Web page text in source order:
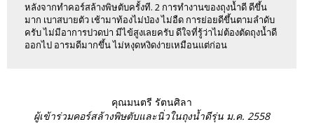
หลังจากทำคอร์สล้างพิษตับครั้งที. 2 การทำงานของถุงน้ำดี ดีขึ้น
มาก เบาสบายตัว เช้ามาท้องไม่ป่อง ไม่อืด การย่อยดีขึ้นตามลำดับ
ครับ ไม่มีอาการปวดบ่า มีไข้สูงเลยครับ ดีใจที่รู้ว่าไม่ต้องตัดถุงน้ำดี
ออกไป อารมดีมากขึ้น ไม่หงุดหงิดง่ายเหมือนแต่ก่อน
คุณมนตรี รัตนศิลา
ผู้เข้าร่วมคอร์สล้างพิษตับและนิ่วในถุงน้ำดีรุ่น ม.ค. 2558